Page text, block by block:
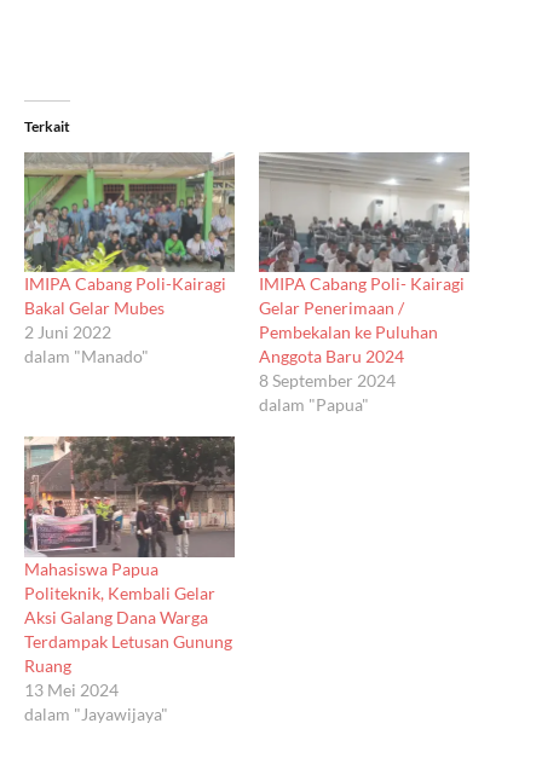
Terkait
IMIPA Cabang Poli-Kairagi
Bakal Gelar Mubes
2 Juni 2022
dalam "Manado"
IMIPA Cabang Poli- Kairagi
Gelar Penerimaan /
Pembekalan ke Puluhan
Anggota Baru 2024
8 September 2024
dalam "Papua"
Mahasiswa Papua
Politeknik, Kembali Gelar
Aksi Galang Dana Warga
Terdampak Letusan Gunung
Ruang
13 Mei 2024
dalam "Jayawijaya"